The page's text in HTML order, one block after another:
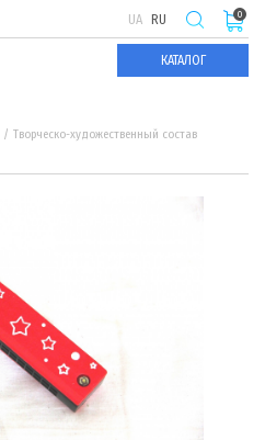
UA RU
КАТАЛОГ
0
Творческо-художественный состав